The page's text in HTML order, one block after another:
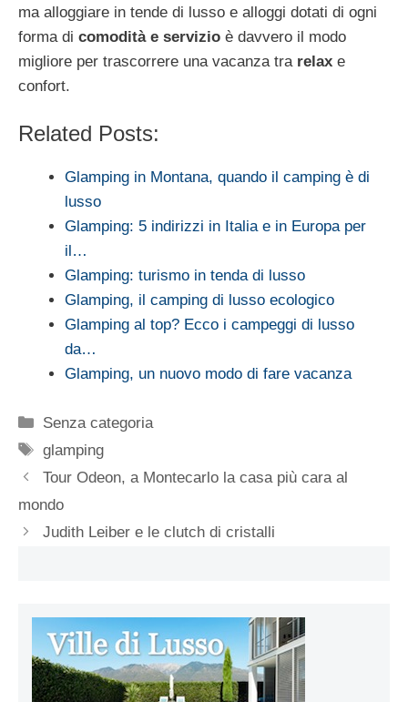
ma alloggiare in tende di lusso e alloggi dotati di ogni
forma di comodità e servizio è davvero il modo
migliore per trascorrere una vacanza tra relax e
confort.
Related Posts:
Glamping in Montana, quando il camping è di
lusso
Glamping: 5 indirizzi in Italia e in Europa per
il…
Glamping: turismo in tenda di lusso
Glamping, il camping di lusso ecologico
Glamping al top? Ecco i campeggi di lusso
da…
Glamping, un nuovo modo di fare vacanza
Categorie
Senza categoria
Tag
glamping
Tour Odeon, a Montecarlo la casa più cara al
mondo
Judith Leiber e le clutch di cristalli